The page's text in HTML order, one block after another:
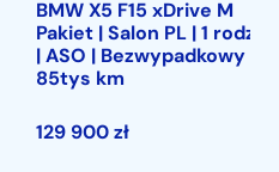
BMW X5 F15 xDrive M
Pakiet | Salon PL | 1
| ASO | Bezwypadkowy |
85tys km
129 900zł